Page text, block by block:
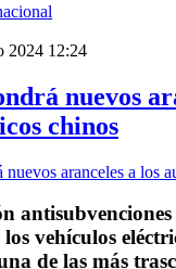
2024 12:24
nuevos
chinos
vehículos
de las más